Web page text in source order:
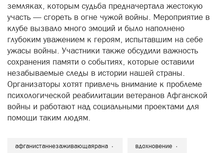
земляках, которым судьба предначертала жестокую
участь — сгореть в огне чужой войны. Мероприятие в
клубе вызвало много эмоций и было наполнено
глубоким уважением к героям, испытавшим на себе
ужасы войны. Участники также обсудили важность
сохранения памяти о событиях, которые оставили
незабываемые следы в истории нашей страны.
Организаторы хотят привлечь внимание к проблеме
психологической реабилитации ветеранов Афганской
войны и работают над социальными проектами для
помощи таким людям.
афганистаннезаживающаярана вдохновение